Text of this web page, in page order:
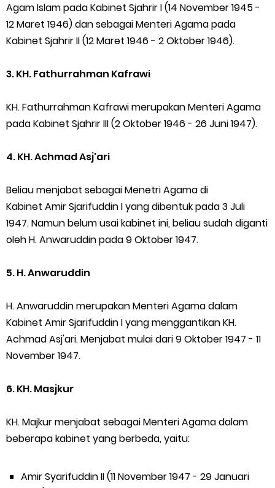
Agam Islam pada Kabinet Sjahrir I (14 November 1945 -
12 Maret 1946) dan sebagai Menteri Agama pada
Kabinet Sjahrir II (12 Maret 1946 - 2 Oktober 1946).
3. KH. Fathurrahman Kafrawi
KH. Fathurrahman Kafrawi merupakan Menteri Agama
pada Kabinet Sjahrir III (2 Oktober 1946 - 26 Juni 1947).
4. KH. Achmad Asj'ari
Beliau menjabat sebagai Menetri Agama di
Kabinet Amir Sjarifuddin I yang dibentuk pada 3 Juli
1947. Namun belum usai kabinet ini, beliau sudah diganti
oleh H. Anwaruddin pada 9 Oktober 1947.
5. H. Anwaruddin
H. Anwaruddin merupakan Menteri Agama dalam
Kabinet Amir Sjarifuddin I yang menggantikan KH.
Achmad Asj'ari. Menjabat mulai dari 9 Oktober 1947 - 11
November 1947.
6. KH. Masjkur
KH. Majkur menjabat sebagai Menteri Agama dalam
beberapa kabinet yang berbeda, yaitu:
Amir Syarifuddin II (11 November 1947 - 29 Januari